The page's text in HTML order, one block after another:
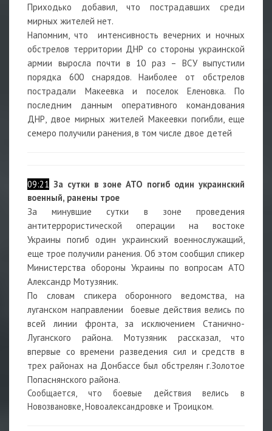
Приходько добавил, что пострадавших среди
мирных жителей нет.
Напомним, что интенсивность вечерних и ночных
обстрелов территории ДНР со стороны украинской
армии выросла почти в 10 раз – ВСУ выпустили
порядка 600 снарядов. Наиболее от обстрелов
пострадали Макеевка и поселок Еленовка. По
последним данным оперативного командования
ДНР, двое мирных жителей Макеевки погибли, еще
семеро получили ранения, в том числе двое детей
09:21 За сутки в зоне АТО погиб один украинский
военный, ранены трое
За минувшие сутки в зоне проведения
антитеррористической операции на востоке
Украины погиб один украинский военнослужащий,
еще трое получили ранения. Об этом сообщил спикер
Министерства обороны Украины по вопросам АТО
Александр Мотузяник.
По словам спикера оборонного ведомства, на
луганском направлении боевые действия велись по
всей линии фронта, за исключением Станично-
Луганского района. Мотузяник рассказал, что
впервые со времени разведения сил и средств в
трех районах на Донбассе был обстрелян г.Золотое
Попаснянского района.
Сообщается, что боевые действия велись в
Новозвановке, Новоалександровке и Троицком.